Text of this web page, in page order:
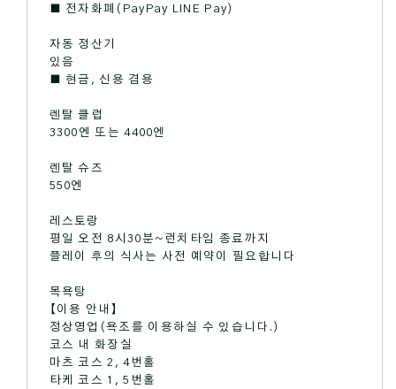
■ 전자화폐(PayPay LINE Pay)
자동 정산기
있음
■ 현금, 신용 겸용
렌탈 클럽
3300엔 또는 4400엔
렌탈 슈즈
550엔
레스토랑
평일 오전 8시30분~런치타임 종료까지
플레이 후의 식사는 사전 예약이 필요합니다
목욕탕
【이용 안내】
정상영업(욕조를 이용하실 수 있습니다.)
코스 내 화장실
마츠 코스 2, 4번홀
타케 코스 1, 5번홀